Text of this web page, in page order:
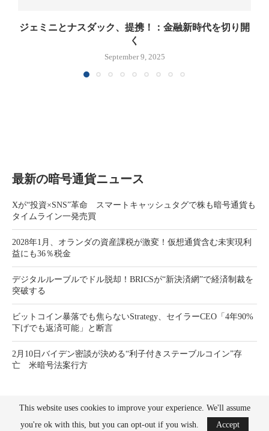
ジェミニとナスダック、提携！：金融新時代を切り開
く
September 9, 2025
最新の暗号通貨ニュース
Xが“投資×SNS”革命 スマートキャッシュタグで株も暗号通貨も
タイムライン一発売買
2028年1月、オランダの資産課税が激変！仮想通貨含む未実現利
益にも36％税金
デジタルルーブルでドル脱却！BRICSが“新決済網”で経済制裁を
突破する
ビットコイン暴落でも焦らないStrategy、セイラーCEO「4年90%
下げでも返済可能」と断言
2月10日バイデン密談が決める“利子付きステーブルコイン”存
亡 米暗号法案行方
This website uses cookies to improve your experience. We'll assume
you're ok with this, but you can opt-out if you wish.
Accept